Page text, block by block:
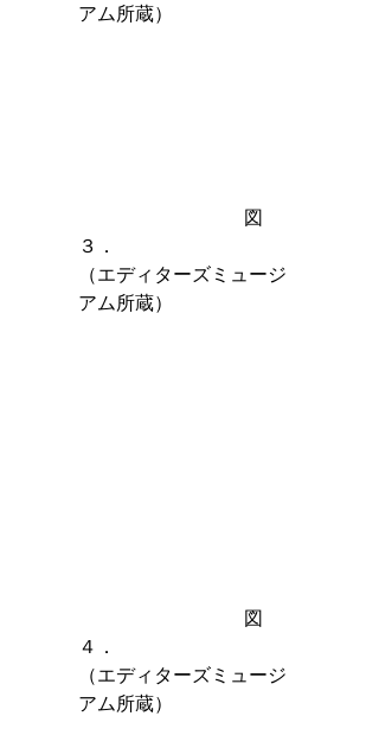
アム所蔵）
図
３．
（エディターズミュージ
アム所蔵）
図
４．
（エディターズミュージ
アム所蔵）